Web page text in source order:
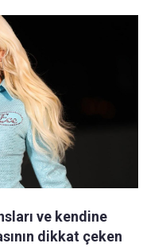
ve kendine
dikkat çeken